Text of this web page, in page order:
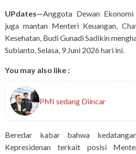
UPdates—Anggota Dewan
juga mantan Menteri Keuangan,
Kesehatan, Budi Gunadi Sadikin
Subianto, Selasa, 9 Juni 2026 hari ini.
You may also like :
PMI sedang Diincar
Beredar kabar bahwa
Kepresidenan terkait posisi